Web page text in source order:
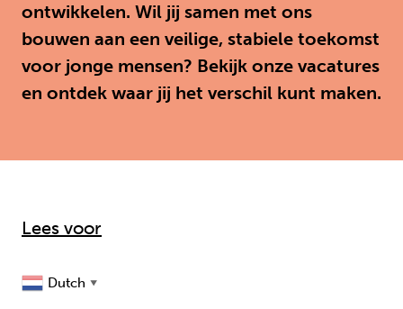
ontwikkelen. Wil jij samen met ons
bouwen aan een veilige, stabiele toekomst
voor jonge mensen? Bekijk onze vacatures
en ontdek waar jij het verschil kunt maken.
Lees voor
Dutch ▼